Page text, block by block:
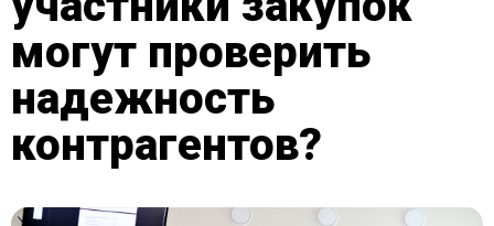
могут проверить
надежность
контрагентов?